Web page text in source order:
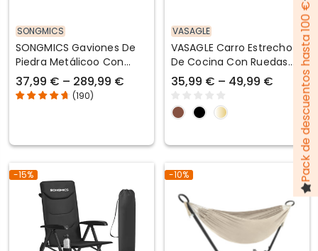
SONGMICS
SONGMICS Gaviones De
Piedra Metálicoo Con
Malla Decoración De
Jardín
37,99 € – 289,99 €
(190)
VASAGLE
VASAGLE Carro Estrecho
De Cocina Con Ruedas
Con Asa Para Espacio
Reducido
35,99 € – 49,99 €
-15% -10% Pack de descuentos hasta 100 €